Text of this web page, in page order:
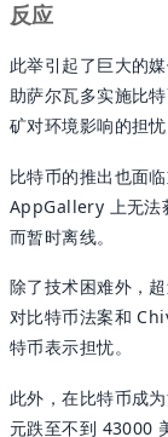
反应
此举引起了巨大的
助萨尔瓦多实施比
矿对环境影响的担忧
比特币的推出也面
AppGallery 上无法
而暂时离线。
除了技术困难外，
对比特币法案和
特币表示担忧。
此外，在比特币成
元跌至不到 43000